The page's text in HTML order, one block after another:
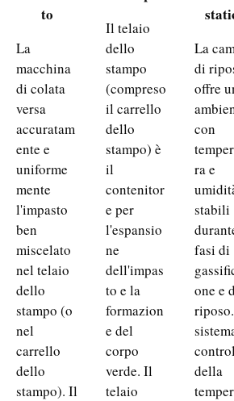
to
La
macchina
di colata
versa
accuratam
ente e
uniforme
mente
l'impasto
ben
miscelato
nel telaio
dello
stampo (o
nel
carrello
dello
stampo). Il
Il telaio
dello
stampo
(compreso
il carrello
dello
stampo) è
il
contenitor
e per
l'espansio
ne
dell'impas
to e la
formazion
e del
corpo
verde. Il
telaio
La
di
offre
con
ra e
stabili
fasi di
one e
della